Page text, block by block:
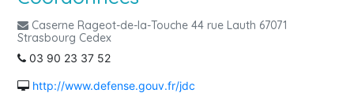
Caserne Rageot-de-la-Touche 44 rue Lauth 67071
Strasbourg Cedex
03 90 23 37 52
http://www.defense.gouv.fr/jdc